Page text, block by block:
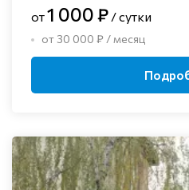
от1 000 ₽ / сутки
от 30 000 ₽ / месяц